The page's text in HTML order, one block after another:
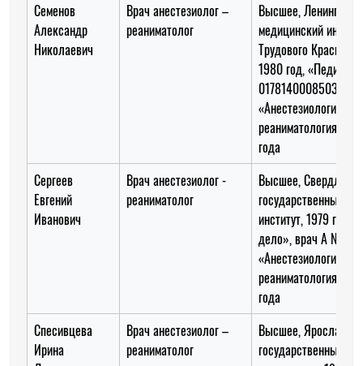
Семенов
Александр
Николаевич
Врач анестезиолог –
реаниматолог
Высшее,
медицинский
Трудового Красного
1980 год,
0178140008503
«Анестезиология и
реаниматология»
года
Сергеев
Евгений
Иванович
Врач анестезиолог -
реаниматолог
Высшее,
государственный
институт, 1979 год,
дело», врач А №
«Анестезиология и
реаниматология»
года
Спесивцева
Ирина
Врач анестезиолог –
реаниматолог
Высшее,
государственный